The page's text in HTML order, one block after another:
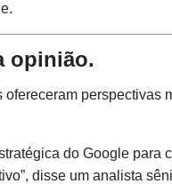
opinião.
perspectivas
do Google para
disse um analista